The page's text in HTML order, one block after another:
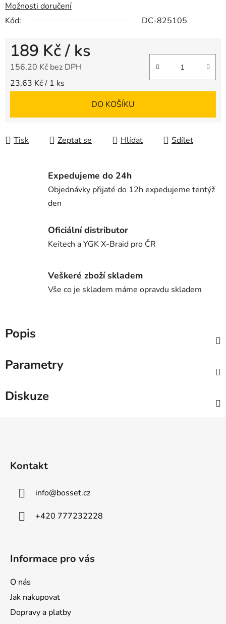
Možnosti doručení
Kód:
DC-825105
189 Kč/ ks
156,20 Kč bez DPH
Měrná cena:
23,63 Kč / 1 ks
DO KOŠÍKU
Tisk Zeptat se Hlídat Sdílet
Expedujeme do 24h
Objednávky přijaté do 12h expedujeme tentýž
den
Oficiální distributor
Keitech a YGK X-Braid pro ČR
Veškeré zboží skladem
Vše co je skladem máme opravdu skladem
Popis
Parametry
Diskuze
Kontakt
info@bosset.cz
+420 777232228
Informace pro vás
O nás
Jak nakupovat
Dopravy a platby